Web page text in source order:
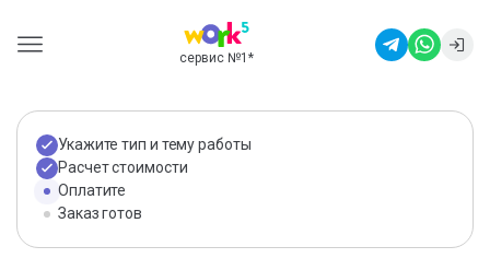
сервис №1 *
Укажите тип и тему работы
Расчет стоимости
Оплатите
Заказ готов